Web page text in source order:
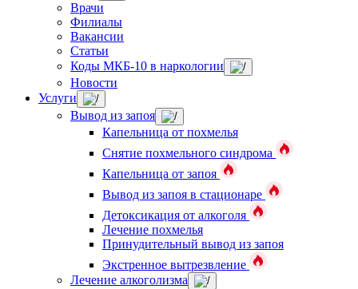
Врачи
Филиалы
Вакансии
Статьи
Коды МКБ-10 в наркологии
Новости
Услуги
Вывод из запоя
Капельница от похмелья
Снятие похмельного синдрома
Капельница от запоя
Вывод из запоя в стационаре
Детоксикация от алкоголя
Лечение похмелья
Принудительный вывод из запоя
Экстренное вытрезвление
Лечение алкоголизма